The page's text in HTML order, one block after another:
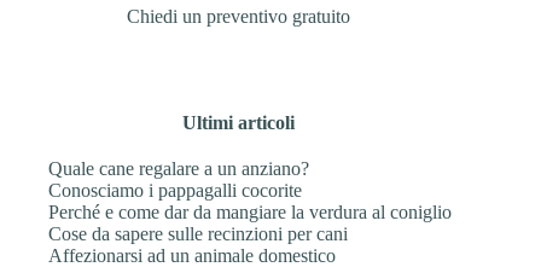
Chiedi un preventivo gratuito
Ultimi articoli
Quale cane regalare a un anziano?
Conosciamo i pappagalli cocorite
Perché e come dar da mangiare la verdura al coniglio
Cose da sapere sulle recinzioni per cani
Affezionarsi ad un animale domestico